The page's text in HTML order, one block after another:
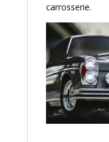
carrosserie.